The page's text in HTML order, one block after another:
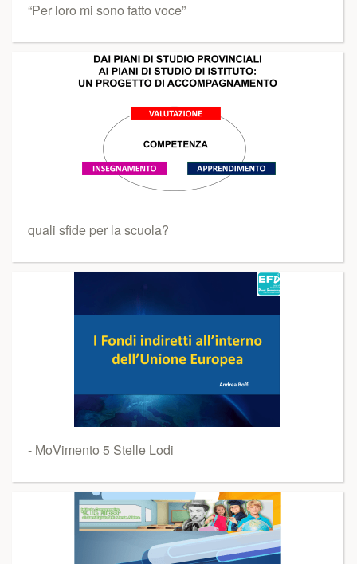
“Per loro mi sono fatto voce”
quali sfide per la scuola?
- MoVimento 5 Stelle Lodi